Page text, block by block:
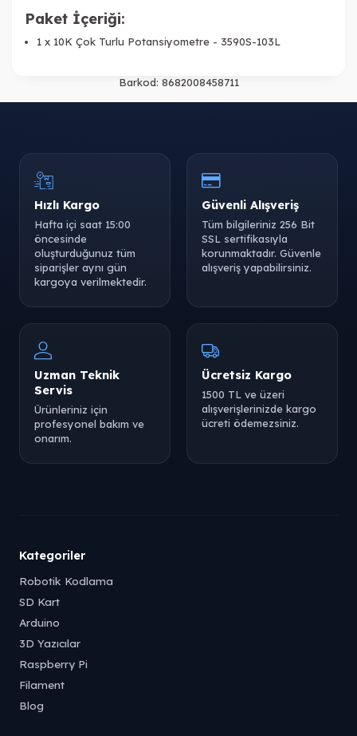
Paket İçeriği:
1 x 10K Çok Turlu Potansiyometre - 3590S-103L
Barkod: 8682008458711
Hızlı Kargo
Hafta içi saat 15:00
öncesinde
oluşturduğunuz tüm
siparişler aynı gün
kargoya verilmektedir.
Güvenli Alışveriş
Tüm bilgileriniz 256 Bit
SSL sertifikasıyla
korunmaktadır. Güvenle
alışveriş yapabilirsiniz.
Uzman Teknik
Servis
Ürünleriniz için
profesyonel bakım ve
onarım.
Ücretsiz Kargo
1500 TL ve üzeri
alışverişlerinizde kargo
ücreti ödemezsiniz.
Kategoriler
Robotik Kodlama
SD Kart
Arduino
3D Yazıcılar
Raspberry Pi
Filament
Blog